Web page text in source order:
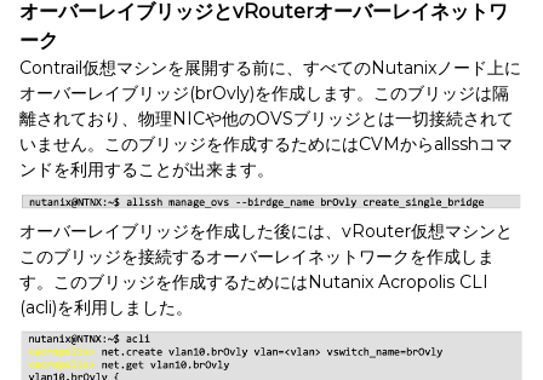
オーバーレイブリッジとvRouterオーバーレイネットワ
ーク
Contrail仮想マシンを展開する前に、すべてのNutanixノード上に
オーバーレイブリッジ(brOvly)を作成します。このブリッジは隔
離されており、物理NICや他のOVSブリッジとは一切接続されて
いません。このブリッジを作成するためにはCVMからallsshコマ
ンドを利用することが出来ます。
オーバーレイブリッジを作成した後には、vRouter仮想マシンと
このブリッジを接続するオーバーレイネットワークを作成しま
す。このブリッジを作成するためにはNutanix Acropolis CLI
(acli)を利用しました。